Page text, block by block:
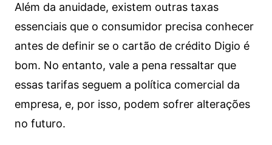
Além da anuidade, existem outras taxas
essenciais que o consumidor precisa conhecer
antes de definir se o cartão de crédito Digio é
bom. No entanto, vale a pena ressaltar que
essas tarifas seguem a política comercial da
empresa, e, por isso, podem sofrer alterações
no futuro.